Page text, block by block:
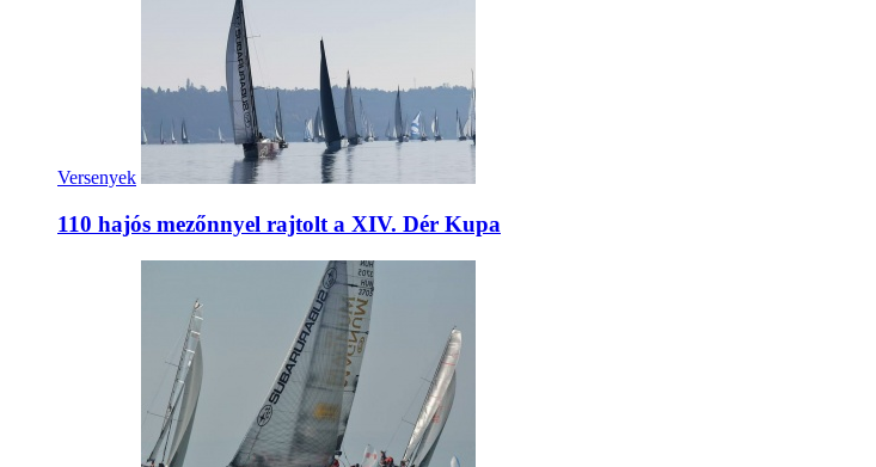
Versenyek
110 hajós mezőnnyel rajtolt a XIV. Dér Kupa